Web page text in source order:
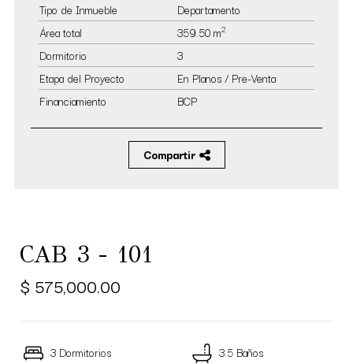
Tipo de Inmueble
Departamento
Área total
359.50 m2
Dormitorio
3
Etapa del Proyecto
En Planos / Pre-Venta
Financiamiento
BCP
Compartir
CAB 3 - 101
$ 575,000.00
3 Dormitorios 3.5 Baños